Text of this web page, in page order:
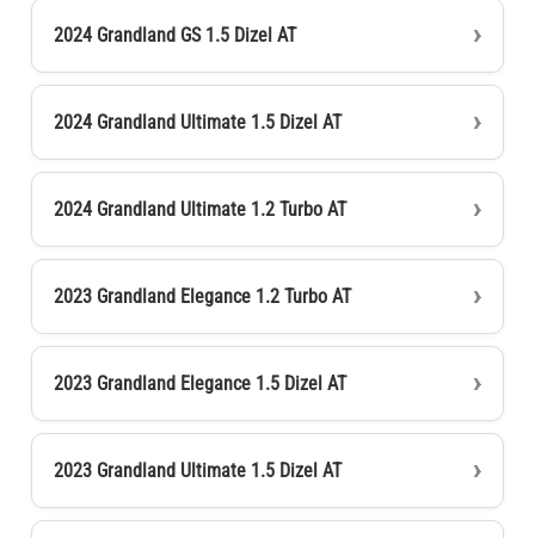
2024 Grandland GS 1.5 Dizel AT
2024 Grandland Ultimate 1.5 Dizel AT
2024 Grandland Ultimate 1.2 Turbo AT
2023 Grandland Elegance 1.2 Turbo AT
2023 Grandland Elegance 1.5 Dizel AT
2023 Grandland Ultimate 1.5 Dizel AT